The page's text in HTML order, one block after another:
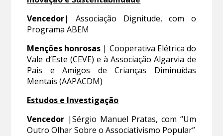
Vencedor| Associação Dignitude, com o
Programa ABEM
Menções honrosas | Cooperativa Elétrica do
Vale d’Este (CEVE) e à Associação Algarvia de
Pais e Amigos de Crianças Diminuídas
Mentais (AAPACDM)
Estudos e Investigação
Vencedor |Sérgio Manuel Pratas, com “Um
Outro Olhar Sobre o Associativismo Popular”